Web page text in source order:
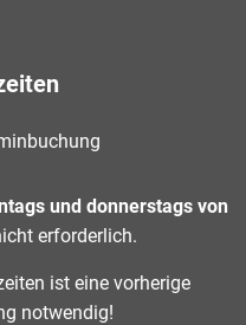
und donnerstags von
erforderlich.
ist eine vorherige
notwendig!